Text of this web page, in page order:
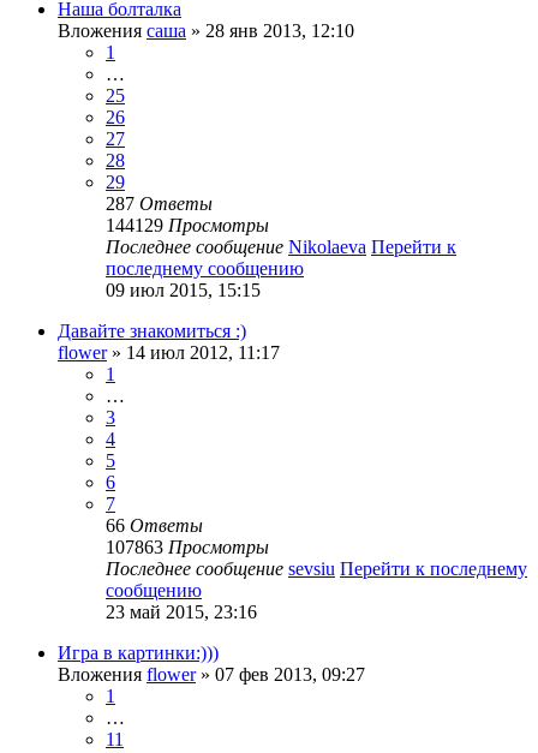
Наша болталка
Вложения саша » 28 янв 2013, 12:10
1
…
25
26
27
28
29
287 Ответы
144129 Просмотры
Последнее сообщение Nikolaeva Перейти к
последнему сообщению
09 июл 2015, 15:15
Давайте знакомиться :)
flower» 14 июл 2012, 11:17
1
…
3
4
5
6
7
66 Ответы
107863 Просмотры
Последнее сообщение sevsiu Перейти к последнему
сообщению
23 май 2015, 23:16
Игра в картинки:)))
Вложения flower» 07 фев 2013, 09:27
1
…
11